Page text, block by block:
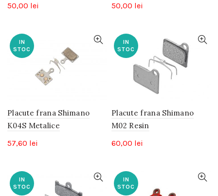
50,00 lei
50,00 lei
IN
STOC
Placute frana Shimano
K04S Metalice
57,60 lei
IN
STOC
Placute frana Shimano
M02 Resin
60,00 lei
IN
STOC
IN
STOC